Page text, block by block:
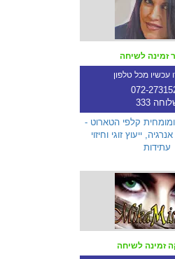
זמינה לשיחה
עכשיו מכל טלפון
072-
333
קלפי הטארוט -
ייעוץ זוגי וחיזוי
עתידות
זמינה לשיחה